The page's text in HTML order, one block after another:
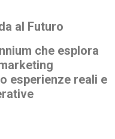
al Futuro
che esplora
esperienze reali e